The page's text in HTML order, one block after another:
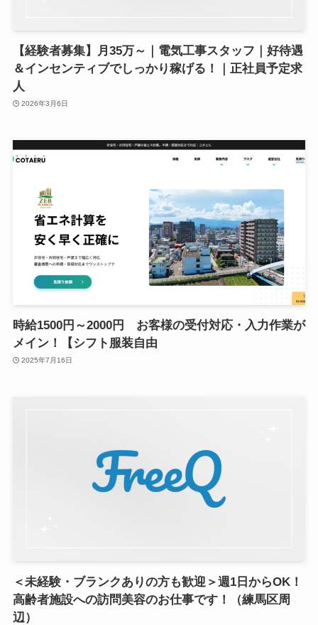
【経験者募集】月35万～｜電気工事スタッフ｜好待遇
＆インセンティブでしっかり稼げる！｜正社員予定求
人
2026年3月6日
時給1500円～2000円 お客様の受付対応・入力作業が
メイン！【シフト服装自由
2025年7月16日
＜未経験・ブランクありの方も歓迎＞週1日からOK！
高齢者施設への訪問美容のお仕事です！（練馬区周
辺）